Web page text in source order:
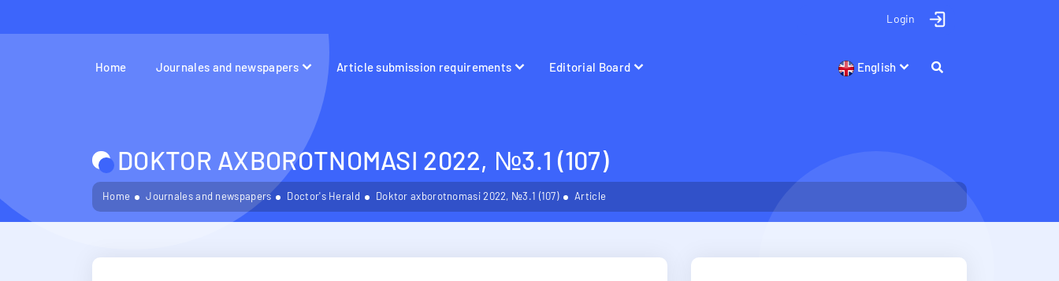
Login
Home Journales and newspapers Article submission requirements Editorial Board English
DOKTOR AXBOROTNOMASI 2022, №3.1 (107)
Home Journales and newspapers Doctor's Herald Doktor axborotnomasi 2022, №3.1 (107) Article